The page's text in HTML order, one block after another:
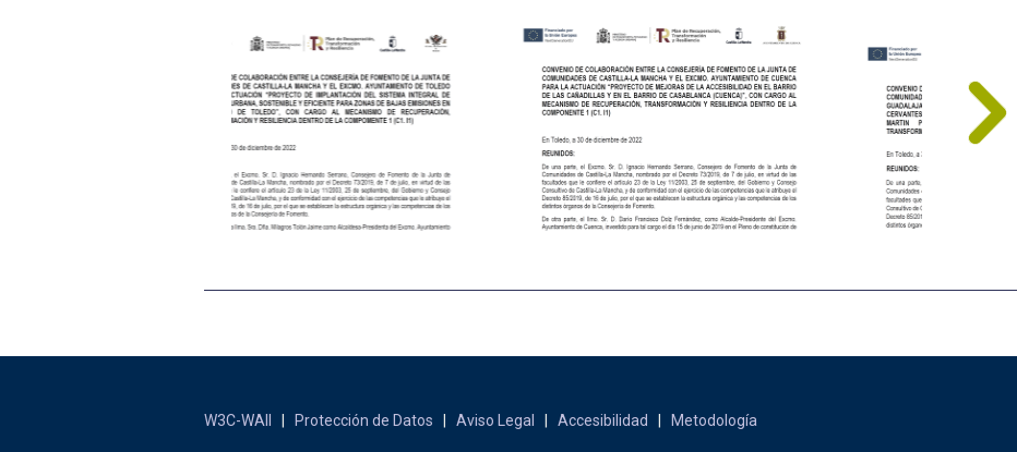
W3C-WAII | Protección de Datos | Aviso Legal | Accesibilidad | Metodología